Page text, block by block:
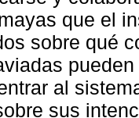
que el
sobre qué
al
sus